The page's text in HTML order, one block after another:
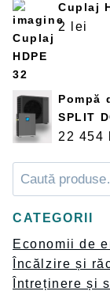
Cuplaj
2 lei
Pompă
SPLIT
22 454
Caută
CATEGORII
Economii de
Încălzire și
Întreținere și